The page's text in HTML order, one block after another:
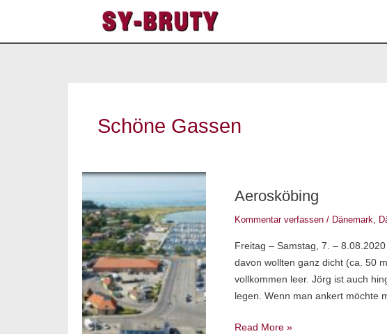
springen
Schöne Gassen
Aerosköbing
Kommentar verfassen / Dänemark,
Freitag – Samstag, 7. –
davon wollten ganz dicht (ca. 50
vollkommen leer. Jörg ist auch
legen. Wenn man ankert möchte
Read More »